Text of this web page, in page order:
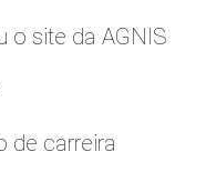
o site da AGNIS
de carreira